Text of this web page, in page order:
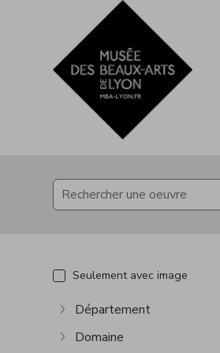
Accèder directement au contenu
Accèder directement au contenu
Seulement avec image
Afficher plus
Département
Afficher plus
Domaine